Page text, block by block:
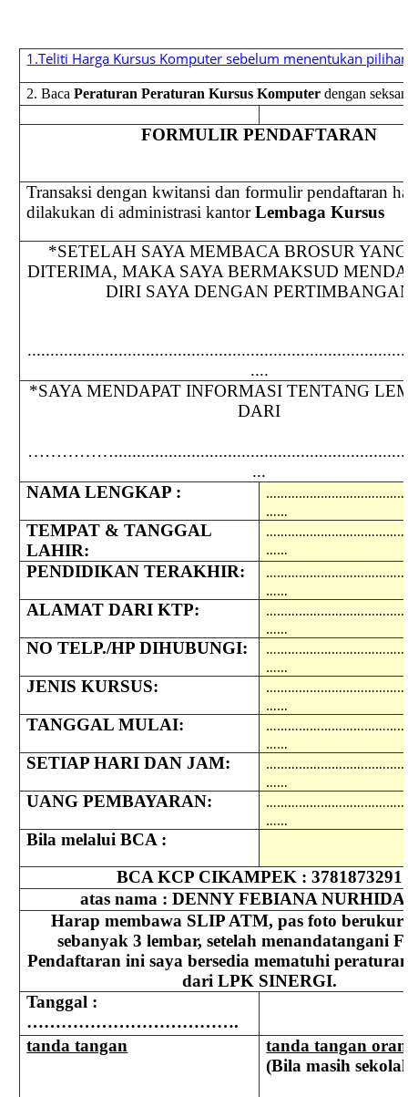
1.Teliti Harga Kursus Komputer sebelum menentukan
2. BacaPeraturan Peraturan Kursus Komputerdengan
FORMULIR PENDAFTARAN
Transaksi dengan kwitansi dan formulir pendaftaran
dilakukan di administrasi kantorLembaga Kursus
*SETELAH SAYA MEMBACA BROSUR
DITERIMA, MAKA SAYA BERMAKSUD
DIRI SAYA DENGAN
....
*SAYA MENDAPAT INFORMASI TENTANG
DARI
...
NAMA LENGKAP :
……
TEMPAT & TANGGAL
LAHIR:
……
PENDIDIKAN TERAKHIR:
……
ALAMAT DARI KTP:
……
NO TELP./HP DIHUBUNGI:
……
JENIS KURSUS:
……
TANGGAL MULAI:
……
SETIAP HARI DAN JAM:
……
UANG PEMBAYARAN:
……
Bila melalui BCA :
BCA KCP CIKAMPEK : 3781873291
atas nama : DENNY FEBIANA
Harap membawa SLIP ATM, pas foto
sebanyak 3 lembar, setelah menandatangani
Pendaftaran ini saya bersedia mematuhi
dari LPK SINERGI.
Tanggal :
……………………………….
tanda tangan
tanda tangan
(Bila masih